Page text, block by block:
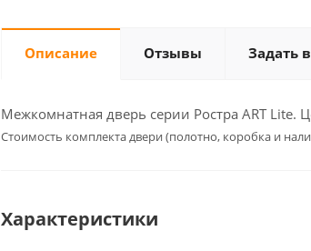
Описание Отзывы Задать
Межкомнатная дверь серии Ростра ART Lite.
Cтоимость комплекта двери (полотно, коробка и
Характеристики